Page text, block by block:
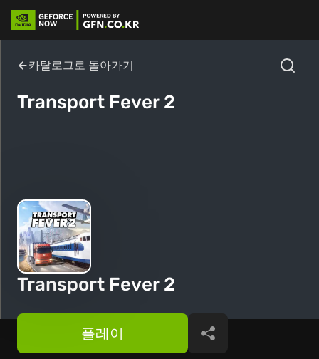
카탈로그로 돌아가기
Transport Fever 2
Transport Fever 2
플레이 공유